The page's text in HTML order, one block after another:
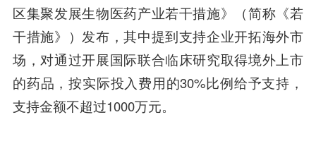
区集聚发展生物医药产业若干措施》（简称《若
干措施》）发布，其中提到支持企业开拓海外市
场，对通过开展国际联合临床研究取得境外上市
的药品，按实际投入费用的30%比例给予支持，
支持金额不超过1000万元。